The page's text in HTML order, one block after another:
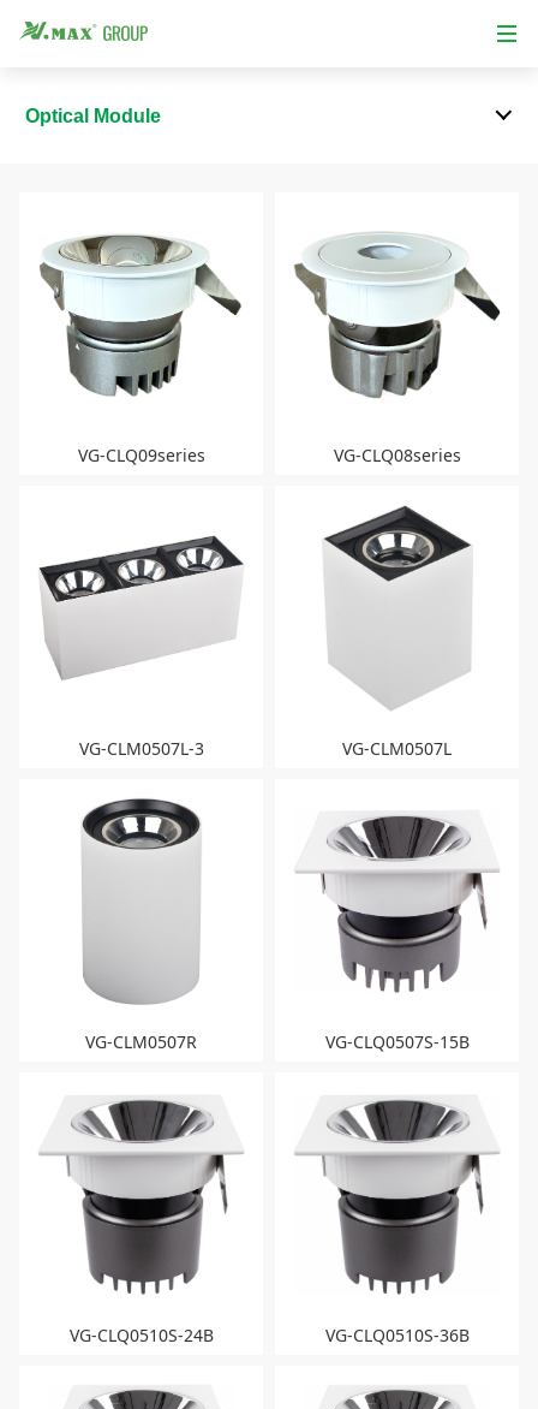
Optical Module
VG-CLQ09series VG-CLQ08series
VG-CLM0507L-3 VG-CLM0507L
VG-CLM0507R VG-CLQ0507S-15B
VG-CLQ0510S-24B VG-CLQ0510S-36B